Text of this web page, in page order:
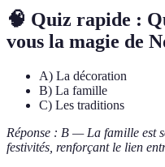
🧠 Quiz rapide :
vous la magie de
A) La décoration
B) La famille
C) Les traditions
Réponse : B — La famille est
festivités, renforçant le lien